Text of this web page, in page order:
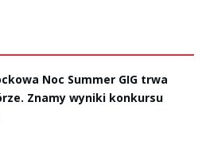
Noc Summer GIG trwa
Znamy wyniki konkursu